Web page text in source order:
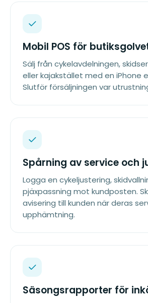
Mobil POS för
Sälj från cykelavdelningen,
eller kajakstället med en iPhone
Slutför försäljningen var
Spårning av service och
Logga en cykeljustering,
pjäxpassning mot kundposten.
avisering till kunden när deras
upphämtning.
Säsongsrapporter för